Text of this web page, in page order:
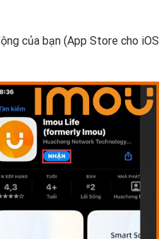
của bạn (App Store cho iOS